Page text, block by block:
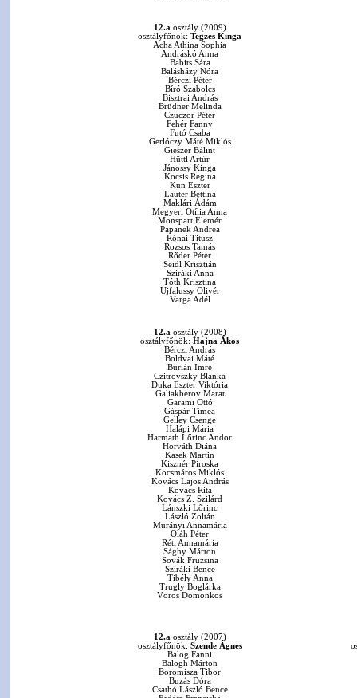
12.a osztály (2009)
osztályfőnök: Tegzes Kinga
Acha Athina Sophia
Andráskó Anna
Babits Sára
Balásházy Nóra
Bérczi Péter
Bíró Szabolcs
Bisztrai András
Brüdner Melinda
Czuczor Péter
Fehér Fanny
Futó Csaba
Gerlóczy Máté Miklós
Gieszer Bálint
Hüttl Artúr
Jánossy Kinga
Kocsis Regina
Kun Eszter
Lauter Bettina
Maklári Ádám
Megyeri Otília Anna
Monspart Elemér
Papanek Andrea
Rónai Titusz
Rozsos Tamás
Rőder Péter
Seidl Krisztián
Sziráki Anna
Tóth Krisztina
Ujfalussy Olivér
Varga Adél
12.a osztály (2008)
osztályfőnök: Hajna Ákos
Bérczi András
Boldvai Máté
Burián Imre
Czitrovszky Blanka
Duka Eszter Viktória
Galiakberov Marat
Garami Ottó
Gáspár Tímea
Gelley Csenge
Halápi Mária
Harmath Lőrinc Andor
Horváth Diána
Kasek Martin
Kisznér Piroska
Kocsmáros Miklós
Kovács Lajos András
Kovács Rita
Kovács Z. Szilárd
Lánszki Lőrinc
László Zoltán
Murányi Annamária
Oláh Péter
Réti Annamária
Sághy Márton
Sovák Fruzsina
Sziráki Bence
Tibély Anna
Trugly Boglárka
Vörös Domonkos
12.a osztály (2007)
osztályfőnök: Szende Ágnes
Balog Fanni
Balogh Márton
Boromisza Tibor
Buzás Dóra
Csathó László Bence